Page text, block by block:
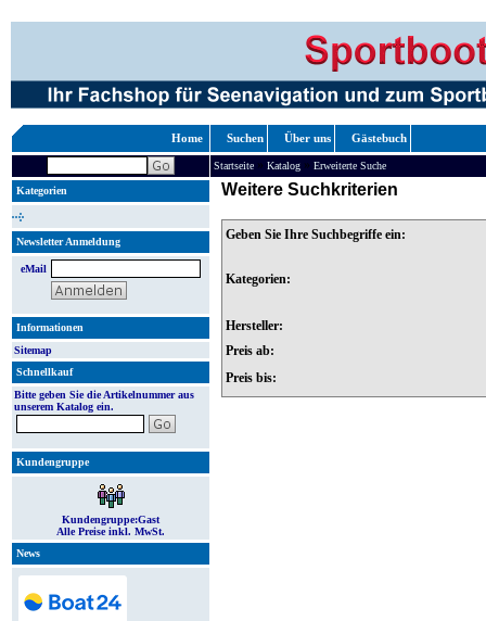
Home Suchen Über uns Gästebuch
Startseite » Katalog » Erweiterte Suche
Kategorien
Newsletter Anmeldung
eMail
Informationen
Sitemap
Schnellkauf
Bitte geben Sie die Artikelnummer aus
unserem Katalog ein.
Kundengruppe
Kundengruppe:Gast
Alle Preise inkl. MwSt.
News
Weitere Suchkriterien
Geben Sie Ihre Suchbegriffe ein:
Kategorien:
Hersteller:
Preis ab:
Preis bis: